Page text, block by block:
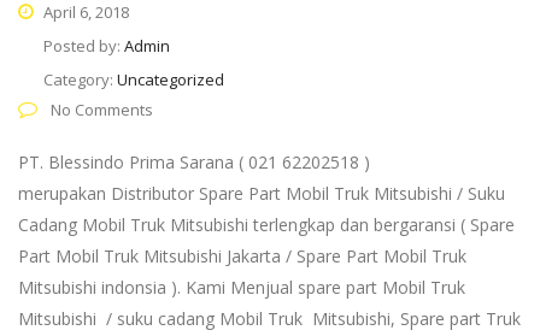
April 6, 2018
Posted by: Admin
Category: Uncategorized
No Comments
PT. Blessindo Prima Sarana ( 021 62202518 )
merupakan Distributor Spare Part Mobil Truk Mitsubishi / Suku
Cadang Mobil Truk Mitsubishi terlengkap dan bergaransi ( Spare
Part Mobil Truk Mitsubishi Jakarta / Spare Part Mobil Truk
Mitsubishi indonsia ). Kami Menjual spare part Mobil Truk
Mitsubishi / suku cadang Mobil Truk Mitsubishi, Spare part Truk